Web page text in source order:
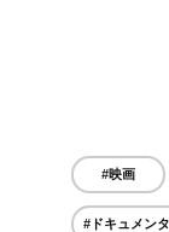
#映画
#ドキュメン